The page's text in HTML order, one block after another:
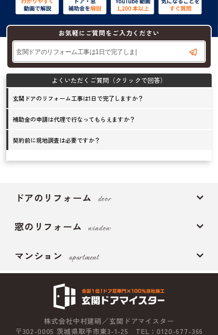
お気軽にご質問をご入力ください
玄関ドアのリフォーム工事は1日で完了しますか？
補助金の申請は代理で行なってもらえますか？
契約前に現地調査は必要ですか？
ドアのリフォーム door
窓のリフォーム window
マンション apartment
株式会社中村建硝／玄関ドアマイスター
〒302-0005 茨城県取手市東3-1-25 TEL：0120-677-366